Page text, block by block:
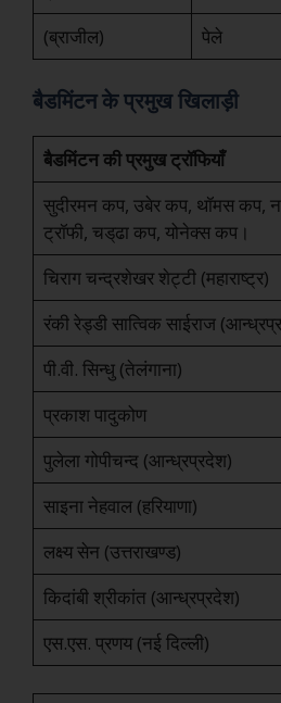
(ब्राजील)
पेले
बैडमिंटन के प्रमुख खिलाड़ी
बैडमिंटन की प्रमुख ट्रॉफियाँ
सुदीरमन कप, उबेर कप, थॉमस कप,
ट्रॉफी, चड्‌ढा कप, योनेक्स कप।
चिराग चन्द्रशेखर शेट्टी (महाराष्ट्र)
रंकी रेड्डी सात्विक साईराज
पी.वी. सिन्धु (तेलंगाना)
प्रकाश पादुकोण
पुलेला गोपीचन्द (आन्ध्रप्रदेश)
साइना नेहवाल (हरियाणा)
लक्ष्य सेन (उत्तराखण्ड)
किदांबी श्रीकांत (आन्ध्रप्रदेश)
एस.एस. प्रणय (नई दिल्ली)